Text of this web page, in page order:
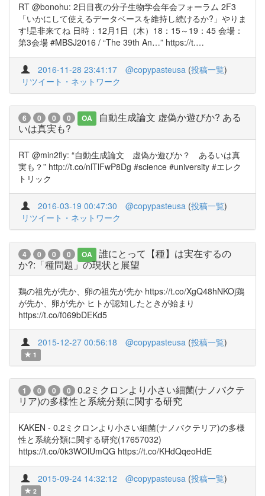
RT @bonohu: 2日目夜の分子生物学会年会フォーラム 2F3
「いかにして使えるデータベースを維持し続けるか?」やりま
す!是非来てね 日時：12月1日（木）18：15～19：45 会場：
第3会場 #MBSJ2016 / “The 39th An…” https://t.…
2016-11-28 23:41:17 @copypasteusa (投稿一覧)
リツイート・ネットワーク
6 0 0 0 OA
自動生成論文 虚偽か遊びか? ある
いは真実も?
RT @min2fly: “自動生成論文 虚偽か遊びか？ あるいは真
実も？” http://t.co/nlTlFwP8Dg #science #university #エレク
トリック
2016-03-19 00:47:30 @copypasteusa (投稿一覧)
リツイート・ネットワーク
4 0 0 0 OA
誰にとって【種】は実在するの
か?:「種問題」の現状と展望
鶏の祖先が先か、卵の祖先が先か https://t.co/XgQ48hNKOj鶏
が先か、卵が先か ヒトが認知したときが始まり
https://t.co/f069bDEKd5
2015-12-27 00:56:18 @copypasteusa (投稿一覧)
1
1 0 0 0
0.2ミクロンより小さい細菌(ナノバクテ
リア)の多様性と系統分類に関する研究
KAKEN - 0.2ミクロンより小さい細菌(ナノバクテリア)の多様
性と系統分類に関する研究(17657032)
https://t.co/0k3WOlUmQG https://t.co/KHdQqeoHdE
2015-09-24 14:32:12 @copypasteusa (投稿一覧)
2